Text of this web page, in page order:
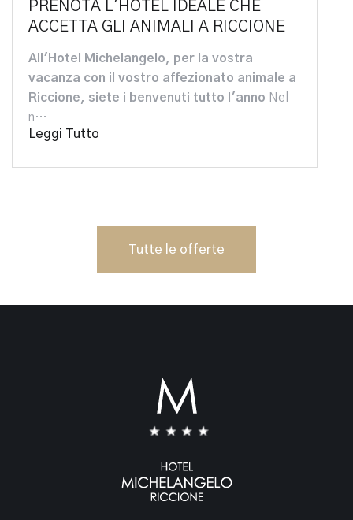
PRENOTA L'HOTEL IDEALE CHE
ACCETTA GLI ANIMALI A RICCIONE
All'Hotel Michelangelo, per la vostra
vacanza con il vostro affezionato animale a
Riccione, siete i benvenuti tutto l'anno Nel
n…
Leggi Tutto
Tutte le offerte